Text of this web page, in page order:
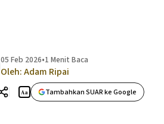
05 Feb 2026•1 Menit Baca
Oleh:Adam Ripai
Aa Tambahkan SUAR ke Google